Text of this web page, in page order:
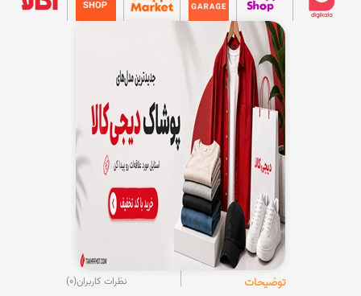
توضیحات نظرات کاربران(0)